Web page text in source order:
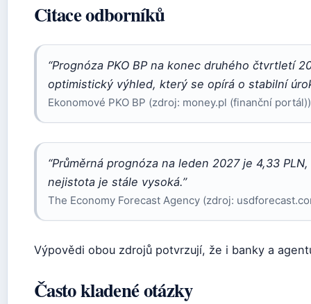
Citace odborníků
“Prognóza PKO BP na konec druhého čtvrtletí
optimistický výhled, který se opírá o stabilní
Ekonomové PKO BP (zdroj: money.pl (finanční portál))
“Průměrná prognóza na leden 2027 je 4,33
nejistota je stále vysoká.”
The Economy Forecast Agency (zdroj:
Výpovědi obou zdrojů potvrzují, že i banky a
Často kladené otázky